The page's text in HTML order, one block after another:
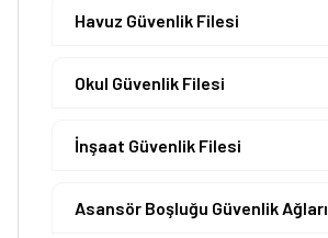
Havuz Güvenlik Filesi
Okul Güvenlik Filesi
İnşaat Güvenlik Filesi
Asansör Boşluğu Güvenlik Ağları